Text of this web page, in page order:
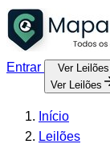
Entrar
Ver Leilões
Ver Leilões
Início
Leilões